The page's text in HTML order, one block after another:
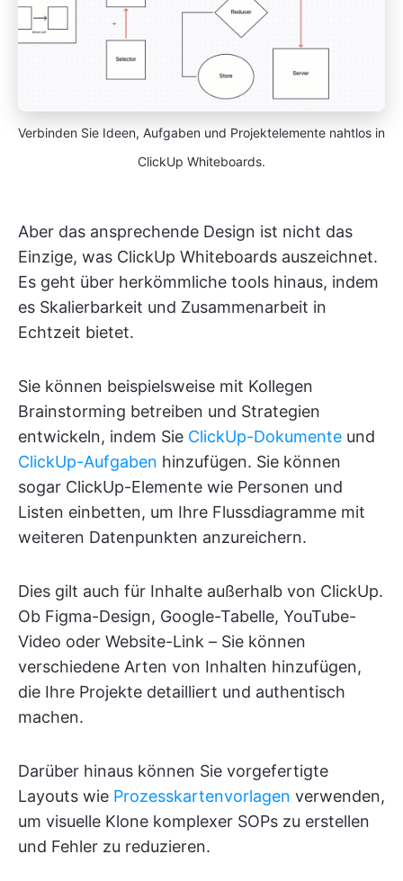
Verbinden Sie Ideen, Aufgaben und Projektelemente nahtlos in
ClickUp Whiteboards.
Aber das ansprechende Design ist nicht das
Einzige, was ClickUp Whiteboards auszeichnet.
Es geht über herkömmliche tools hinaus, indem
es Skalierbarkeit und Zusammenarbeit in
Echtzeit bietet.
Sie können beispielsweise mit Kollegen
Brainstorming betreiben und Strategien
entwickeln, indem Sie ClickUp-Dokumente und
ClickUp-Aufgaben hinzufügen. Sie können
sogar ClickUp-Elemente wie Personen und
Listen einbetten, um Ihre Flussdiagramme mit
weiteren Datenpunkten anzureichern.
Dies gilt auch für Inhalte außerhalb von ClickUp.
Ob Figma-Design, Google-Tabelle, YouTube-
Video oder Website-Link – Sie können
verschiedene Arten von Inhalten hinzufügen,
die Ihre Projekte detailliert und authentisch
machen.
Darüber hinaus können Sie vorgefertigte
Layouts wie Prozesskartenvorlagen verwenden,
um visuelle Klone komplexer SOPs zu erstellen
und Fehler zu reduzieren.